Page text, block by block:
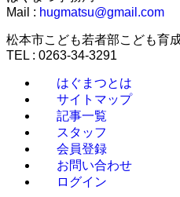
Mail : hugmatsu@gmail.com
松本市こども若者部こども育
TEL : 0263-34-3291
はぐまつとは
サイトマップ
記事一覧
スタッフ
会員登録
お問い合わせ
ログイン